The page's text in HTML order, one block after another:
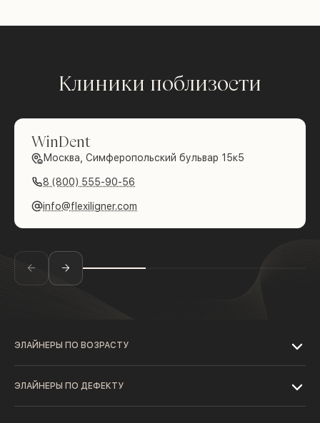
Клиники поблизости
WinDent
Москва, Симферопольский бульвар 15к5
8 (800) 555-90-56
info@flexiligner.com
ЭЛАЙНЕРЫ ПО ВОЗРАСТУ
ЭЛАЙНЕРЫ ПО ДЕФЕКТУ